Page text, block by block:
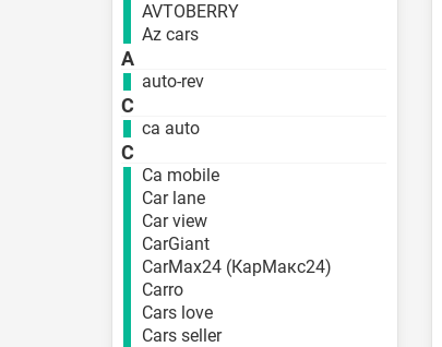
AVTOBERRY
Az cars
A
auto-rev
C
ca auto
C
Ca mobile
Car lane
Car view
CarGiant
CarMax24 (КарМакс24)
Carro
Cars love
Cars seller